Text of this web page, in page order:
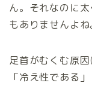
ん。それなのに
もありませんよね
足首がむくむ原
「冷え性である